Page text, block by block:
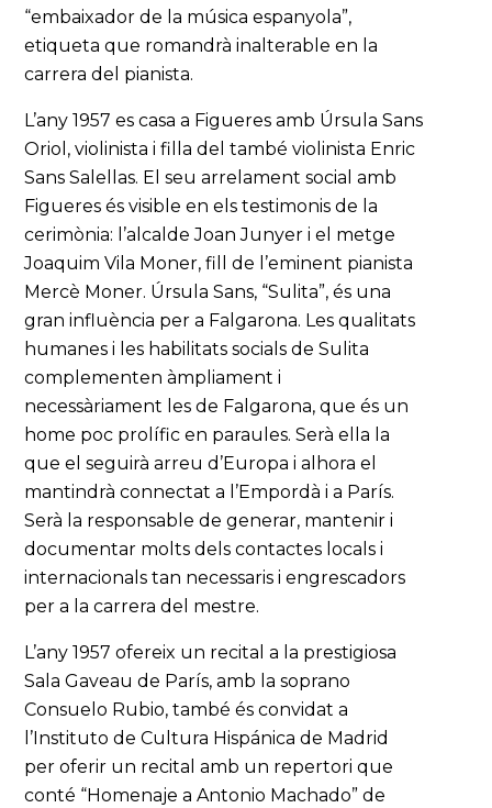
“embaixador de la música espanyola”,
etiqueta que romandrà inalterable en la
carrera del pianista.
L’any 1957 es casa a Figueres amb Úrsula Sans
Oriol, violinista i filla del també violinista Enric
Sans Salellas. El seu arrelament social amb
Figueres és visible en els testimonis de la
cerimònia: l’alcalde Joan Junyer i el metge
Joaquim Vila Moner, fill de l’eminent pianista
Mercè Moner. Úrsula Sans, “Sulita”, és una
gran influència per a Falgarona. Les qualitats
humanes i les habilitats socials de Sulita
complementen àmpliament i
necessàriament les de Falgarona, que és un
home poc prolífic en paraules. Serà ella la
que el seguirà arreu d’Europa i alhora el
mantindrà connectat a l’Empordà i a París.
Serà la responsable de generar, mantenir i
documentar molts dels contactes locals i
internacionals tan necessaris i engrescadors
per a la carrera del mestre.
L’any 1957 ofereix un recital a la prestigiosa
Sala Gaveau de París, amb la soprano
Consuelo Rubio, també és convidat a
l’Instituto de Cultura Hispánica de Madrid
per oferir un recital amb un repertori que
conté “Homenaje a Antonio Machado” de